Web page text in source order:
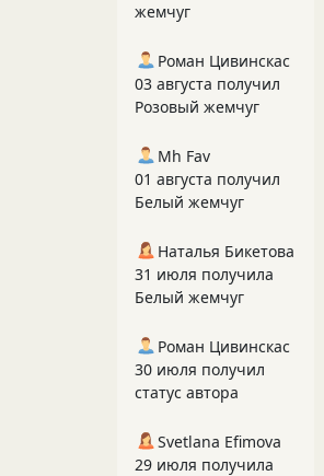
жемчуг
Роман Цивинскас
03 августа получил
Розовый жемчуг
Mh Fav
01 августа получил
Белый жемчуг
Наталья Бикетова
31 июля получила
Белый жемчуг
Роман Цивинскас
30 июля получил
статус автора
Svetlana Efimova
29 июля получила